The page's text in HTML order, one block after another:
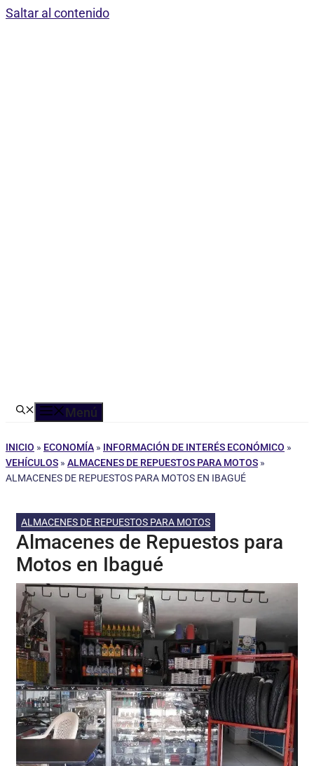
Saltar al contenido
Menú
INICIO » ECONOMÍA » INFORMACIÓN DE INTERÉS ECONÓMICO »
VEHÍCULOS » ALMACENES DE REPUESTOS PARA MOTOS »
ALMACENES DE REPUESTOS PARA MOTOS EN IBAGUÉ
ALMACENES DE REPUESTOS PARA MOTOS
Almacenes de Repuestos para
Motos en Ibagué